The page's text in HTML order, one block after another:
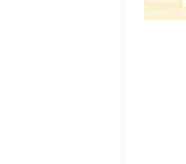
SUMMER -